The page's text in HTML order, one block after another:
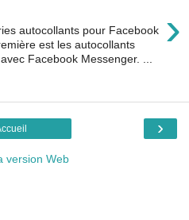
›
autocollants pour Facebook
est les autocollants
Facebook Messenger. ...
›
version Web